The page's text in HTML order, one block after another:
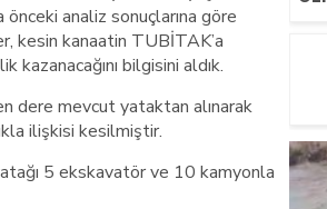
önceki analiz sonuçlarına göre
kesin kanaatin TUBİTAK’a
bilgisini aldık.
dere mevcut yataktan alınarak
ilişkisi kesilmiştir.
5 ekskavatör ve 10 kamyonla